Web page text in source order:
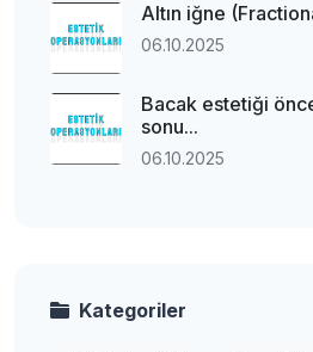
Altın iğne
06.10.2025
Bacak estetiği
sonu...
06.10.2025
Kategoriler